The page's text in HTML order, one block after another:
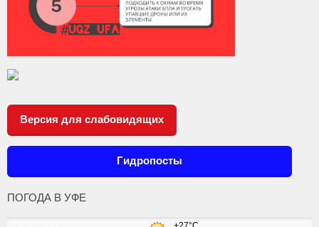
Версия для слабовидящих
Гидропосты
ПОГОДА В УФЕ